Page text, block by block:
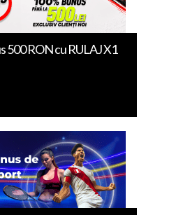
500 RON cu RULAJ X1